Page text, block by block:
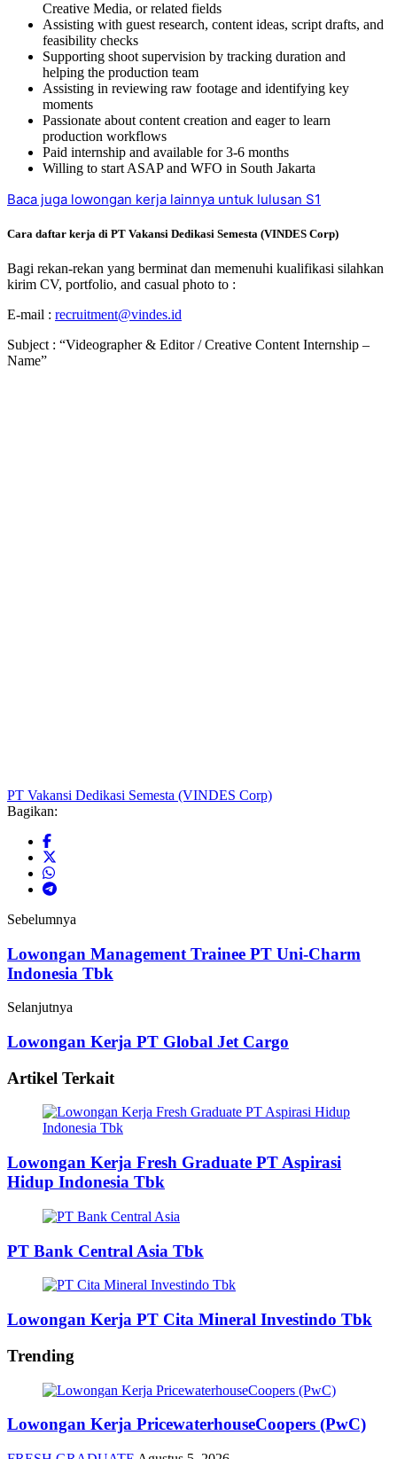
Creative Media, or related fields
Assisting with guest research, content ideas, script drafts, and
feasibility checks
Supporting shoot supervision by tracking duration and
helping the production team
Assisting in reviewing raw footage and identifying key
moments
Passionate about content creation and eager to learn
production workflows
Paid internship and available for 3-6 months
Willing to start ASAP and WFO in South Jakarta
Baca juga lowongan kerja lainnya untuk lulusan S1
Cara daftar kerja di PT Vakansi Dedikasi Semesta (VINDES Corp)
Bagi rekan-rekan yang berminat dan memenuhi kualifikasi silahkan
kirim CV, portfolio, and casual photo to :
E-mail : recruitment@vindes.id
Subject : “Videographer & Editor / Creative Content Internship –
Name”
PT Vakansi Dedikasi Semesta (VINDES Corp)
Bagikan:
Sebelumnya
Lowongan Management Trainee PT Uni-Charm
Indonesia Tbk
Selanjutnya
Lowongan Kerja PT Global Jet Cargo
Artikel Terkait
Lowongan Kerja Fresh Graduate PT Aspirasi
Hidup Indonesia Tbk
PT Bank Central Asia Tbk
Lowongan Kerja PT Cita Mineral Investindo Tbk
Trending
Lowongan Kerja PricewaterhouseCoopers (PwC)